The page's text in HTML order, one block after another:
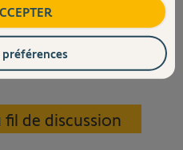
de discussion